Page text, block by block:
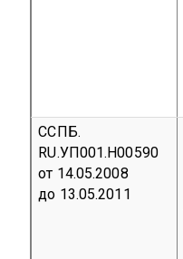
ССПБ.
RU.УП001.Н00590
от 14.05.2008
до 13.05.2011